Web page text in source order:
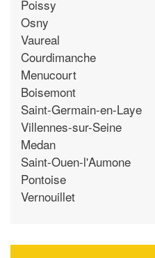
Poissy
Osny
Vaureal
Courdimanche
Menucourt
Boisemont
Saint-Germain-en-Laye
Villennes-sur-Seine
Medan
Saint-Ouen-l'Aumone
Pontoise
Vernouillet